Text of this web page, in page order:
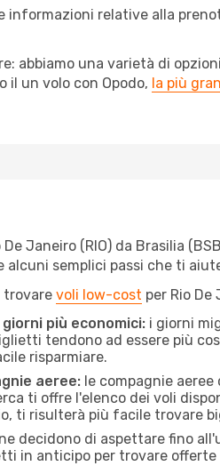
relative alla
abbiamo una varietà di
il un volo con Opodo, la più
Janeiro (RIO) da Brasilia
semplici passi che ti
trovare voli low-cost per Rio De
più economici: i giorni
tendono ad essere più
risparmiare.
aeree: le compagnie
ti offre l'elenco dei voli
ti risulterà più facile trovare
decidono di aspettare fino
in anticipo per trovare